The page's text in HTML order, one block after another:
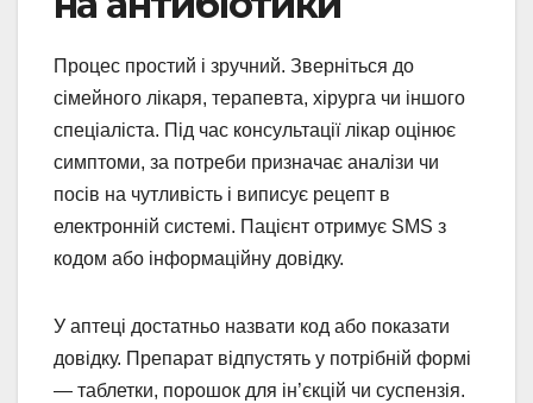
Процес простий і зручний. Зверніться до
сімейного лікаря, терапевта, хірурга чи іншого
спеціаліста. Під час консультації лікар оцінює
симптоми, за потреби призначає аналізи чи
посів на чутливість і виписує рецепт в
електронній системі. Пацієнт отримує SMS з
кодом або інформаційну довідку.
У аптеці достатньо назвати код або показати
довідку. Препарат відпустять у потрібній формі
— таблетки, порошок для ін’єкцій чи суспензія.